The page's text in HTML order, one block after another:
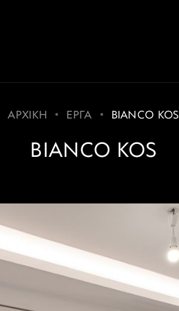
ΑΡΧΙΚΗ ΕΡΓΑ BIANCO KOS
BIANCO KOS